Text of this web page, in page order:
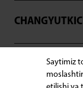
YORDAMSaytimiz